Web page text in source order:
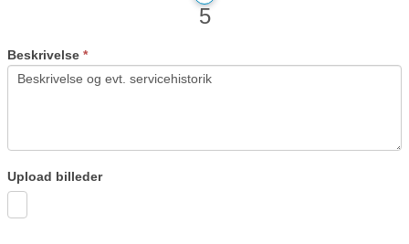
5
Beskrivelse *
Upload billeder